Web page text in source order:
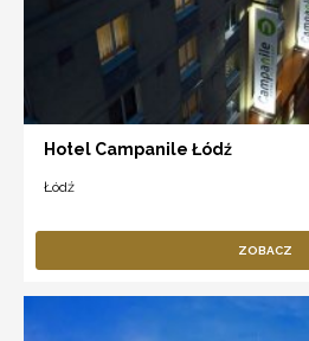
Hotel Campanile Łódź
Łódź
ZOBACZ